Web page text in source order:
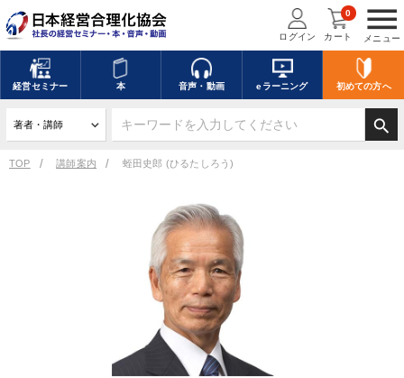
menu
メニュー
ログイン カート
0
経営セミナー 本 音声・動画 eラーニング 初めての方へ
search
TOP 講師案内 蛭田史郎 (ひるたしろう)